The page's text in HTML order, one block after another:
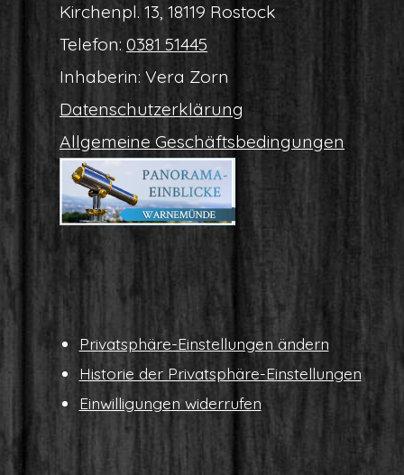
Kir­chen­pl. 13, 18119 Rostock
Tele­fon: 0381 51445
Inha­be­rin: Vera Zorn
Daten­schutz­er­klä­rung
All­ge­mei­ne Geschäftsbedingungen
Pri­vat­sphä­re-Ein­stel­lun­gen ändern
His­to­rie der Privatsphäre-Einstellungen
Ein­wil­li­gun­gen widerrufen